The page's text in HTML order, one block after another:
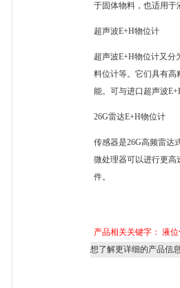
于固体物料，也适用于
超声波E+H物位计
超声波E+H物位计又分
料位计等。它们具有高
能。可与进口超声波
26G雷达E+H物位计
传感器是26G高频雷达
微处理器可以进行更高
件。
产品相关关键字： 液
想了解更详细的产品信